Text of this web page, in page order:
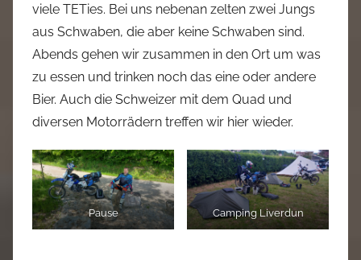
viele TETies. Bei uns nebenan zelten zwei Jungs
aus Schwaben, die aber keine Schwaben sind.
Abends gehen wir zusammen in den Ort um was
zu essen und trinken noch das eine oder andere
Bier. Auch die Schweizer mit dem Quad und
diversen Motorrädern treffen wir hier wieder.
Pause Camping Liverdun